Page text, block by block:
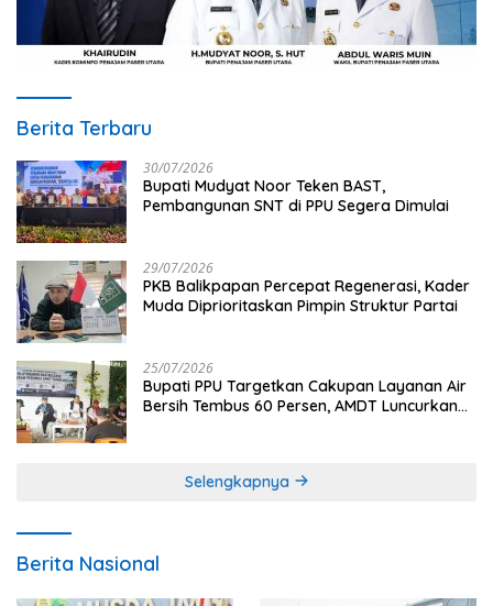
Berita Terbaru
30/07/2026
Bupati Mudyat Noor Teken BAST,
Pembangunan SNT di PPU Segera Dimulai
29/07/2026
PKB Balikpapan Percepat Regenerasi, Kader
Muda Diprioritaskan Pimpin Struktur Partai
25/07/2026
Bupati PPU Targetkan Cakupan Layanan Air
Bersih Tembus 60 Persen, AMDT Luncurkan
Selengkapnya
Berita Nasional